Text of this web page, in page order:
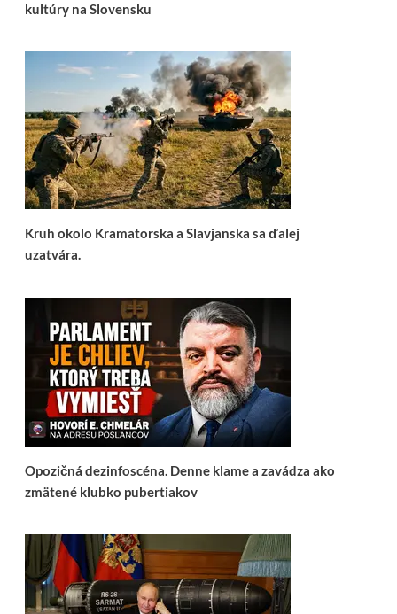
kultúry na Slovensku
Kruh okolo Kramatorska a Slavjanska sa ďalej
uzatvára.
Opozičná dezinfoscéna. Denne klame a zavádza ako
zmätené klubko pubertiakov